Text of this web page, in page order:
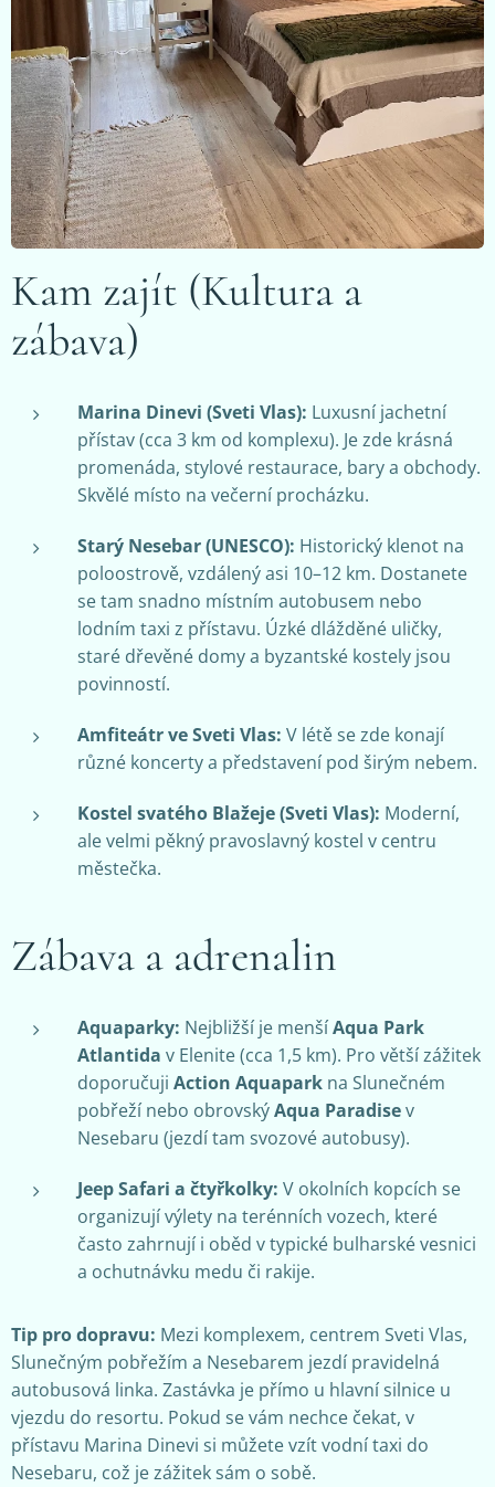
Kam zajít (Kultura a
zábava)
Marina Dinevi (Sveti Vlas): Luxusní jachetní
přístav (cca 3 km od komplexu). Je zde krásná
promenáda, stylové restaurace, bary a obchody.
Skvělé místo na večerní procházku.
Starý Nesebar (UNESCO): Historický klenot na
poloostrově, vzdálený asi 10–12 km. Dostanete
se tam snadno místním autobusem nebo
lodním taxi z přístavu. Úzké dlážděné uličky,
staré dřevěné domy a byzantské kostely jsou
povinností.
Amfiteátr ve Sveti Vlas: V létě se zde konají
různé koncerty a představení pod širým nebem.
Kostel svatého Blažeje (Sveti Vlas): Moderní,
ale velmi pěkný pravoslavný kostel v centru
městečka.
Zábava a adrenalin
Aquaparky: Nejbližší je menšíAqua Park
Atlantida v Elenite (cca 1,5 km). Pro větší zážitek
doporučuji Action Aquapark na Slunečném
pobřeží nebo obrovskýAqua Paradisev
Nesebaru (jezdí tam svozové autobusy).
Jeep Safari a čtyřkolky: V okolních kopcích se
organizují výlety na terénních vozech, které
často zahrnují i oběd v typické bulharské vesnici
a ochutnávku medu či rakije.
Tip pro dopravu: Mezi komplexem, centrem Sveti Vlas,
Slunečným pobřežím a Nesebarem jezdí pravidelná
autobusová linka. Zastávka je přímo u hlavní silnice u
vjezdu do resortu. Pokud se vám nechce čekat, v
přístavu Marina Dinevi si můžete vzít vodní taxi do
Nesebaru, což je zážitek sám o sobě.